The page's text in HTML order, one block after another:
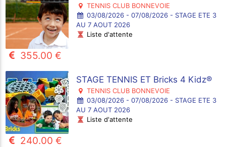
TENNIS CLUB BONNEVOIE
03/08/2026 - 07/08/2026 - STAGE ETE 3
AU 7 AOUT 2026
Liste d'attente
355.00 €
STAGE TENNIS ET Bricks 4 Kidz®
TENNIS CLUB BONNEVOIE
03/08/2026 - 07/08/2026 - STAGE ETE 3
AU 7 AOUT 2026
Liste d'attente
240.00 €